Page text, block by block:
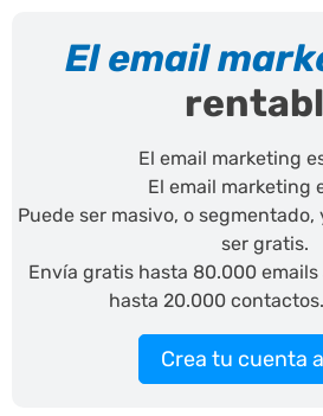
El email
El email marketing
El email marketing
Puede ser masivo, o
ser gratis.
Envía gratis hasta 80.000
hasta 20.000
Crea tu cuenta